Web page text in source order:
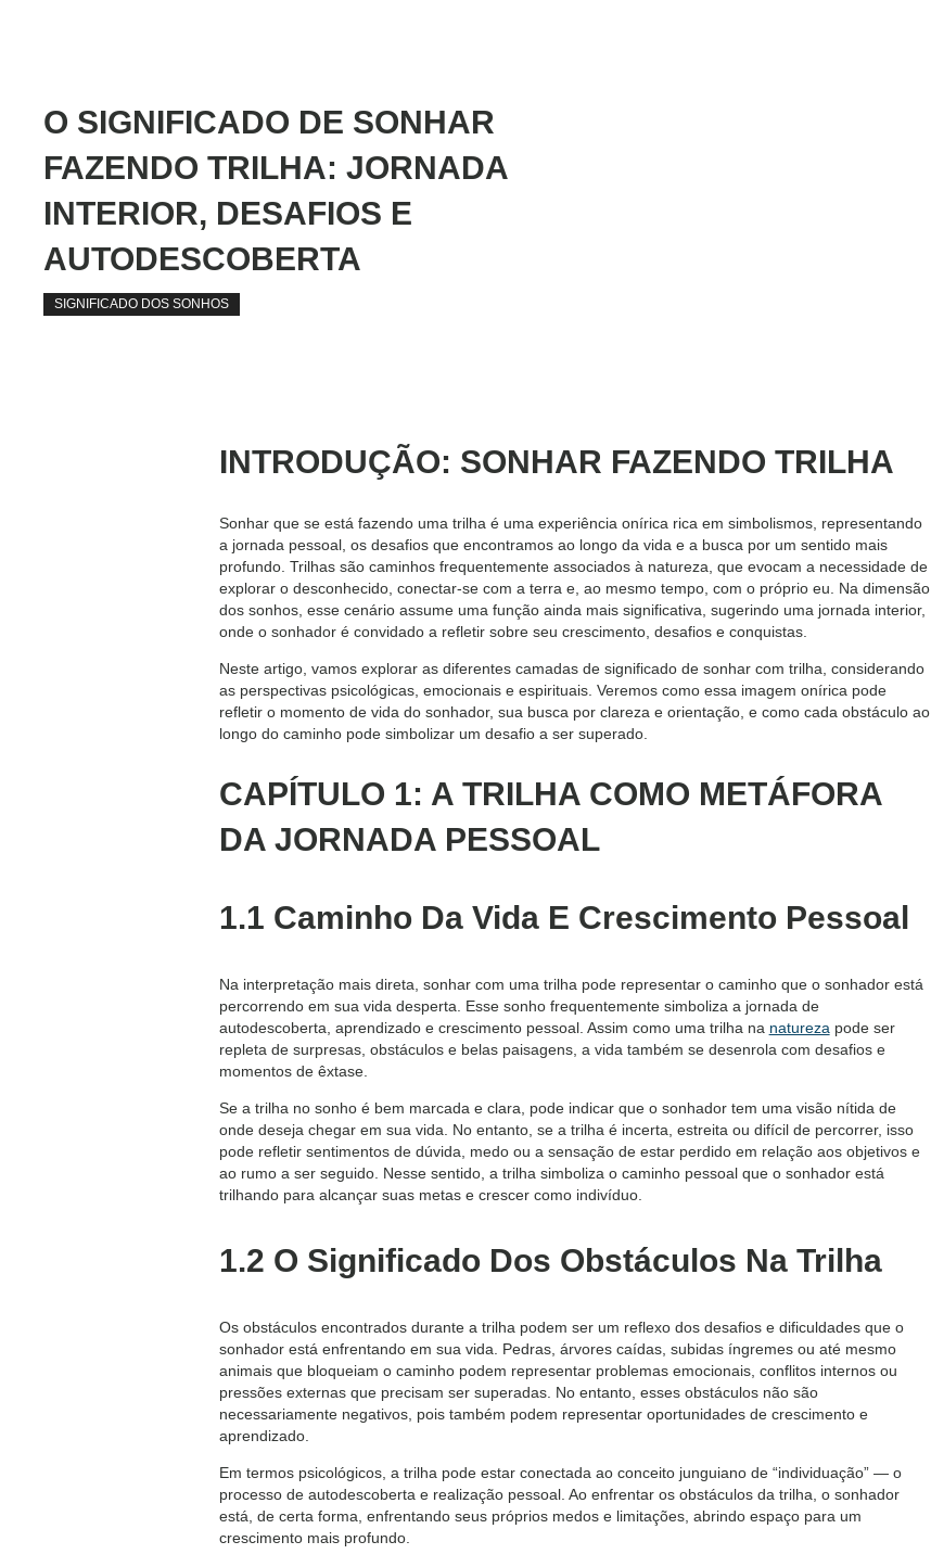
O SIGNIFICADO DE SONHAR
FAZENDO TRILHA: JORNADA
INTERIOR, DESAFIOS E
AUTODESCOBERTA
SIGNIFICADO DOS SONHOS
INTRODUÇÃO: SONHAR FAZENDO TRILHA
Sonhar que se está fazendo uma trilha é uma experiência onírica rica em simbolismos, representando
a jornada pessoal, os desafios que encontramos ao longo da vida e a busca por um sentido mais
profundo. Trilhas são caminhos frequentemente associados à natureza, que evocam a necessidade de
explorar o desconhecido, conectar-se com a terra e, ao mesmo tempo, com o próprio eu. Na dimensão
dos sonhos, esse cenário assume uma função ainda mais significativa, sugerindo uma jornada interior,
onde o sonhador é convidado a refletir sobre seu crescimento, desafios e conquistas.
Neste artigo, vamos explorar as diferentes camadas de significado de sonhar com trilha, considerando
as perspectivas psicológicas, emocionais e espirituais. Veremos como essa imagem onírica pode
refletir o momento de vida do sonhador, sua busca por clareza e orientação, e como cada obstáculo ao
longo do caminho pode simbolizar um desafio a ser superado.
CAPÍTULO 1: A TRILHA COMO METÁFORA
DA JORNADA PESSOAL
1.1 Caminho Da Vida E Crescimento Pessoal
Na interpretação mais direta, sonhar com uma trilha pode representar o caminho que o sonhador está
percorrendo em sua vida desperta. Esse sonho frequentemente simboliza a jornada de
autodescoberta, aprendizado e crescimento pessoal. Assim como uma trilha na naturezapode ser
repleta de surpresas, obstáculos e belas paisagens, a vida também se desenrola com desafios e
momentos de êxtase.
Se a trilha no sonho é bem marcada e clara, pode indicar que o sonhador tem uma visão nítida de
onde deseja chegar em sua vida. No entanto, se a trilha é incerta, estreita ou difícil de percorrer, isso
pode refletir sentimentos de dúvida, medo ou a sensação de estar perdido em relação aos objetivos e
ao rumo a ser seguido. Nesse sentido, a trilha simboliza o caminho pessoal que o sonhador está
trilhando para alcançar suas metas e crescer como indivíduo.
1.2 O Significado Dos Obstáculos Na Trilha
Os obstáculos encontrados durante a trilha podem ser um reflexo dos desafios e dificuldades que o
sonhador está enfrentando em sua vida. Pedras, árvores caídas, subidas íngremes ou até mesmo
animais que bloqueiam o caminho podem representar problemas emocionais, conflitos internos ou
pressões externas que precisam ser superadas. No entanto, esses obstáculos não são
necessariamente negativos, pois também podem representar oportunidades de crescimento e
aprendizado.
Em termos psicológicos, a trilha pode estar conectada ao conceito junguiano de “individuação” — o
processo de autodescoberta e realização pessoal. Ao enfrentar os obstáculos da trilha, o sonhador
está, de certa forma, enfrentando seus próprios medos e limitações, abrindo espaço para um
crescimento mais profundo.